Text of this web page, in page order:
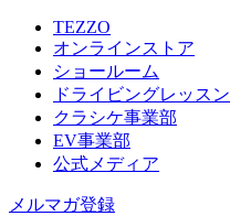
TEZZO
オンラインストア
ショールーム
ドライビングレッスン
クラシケ事業部
EV事業部
公式メディア
メルマガ登録